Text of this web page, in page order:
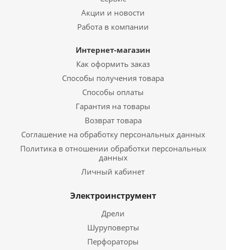
Акции и новости
Работа в компании
Интернет-магазин
Как оформить заказ
Способы получения товара
Способы оплаты
Гарантия на товары
Возврат товара
Соглашение на обработку персональных данных
Политика в отношении обработки персональных
данных
Личный кабинет
Электроинструмент
Дрели
Шуруповерты
Перфораторы